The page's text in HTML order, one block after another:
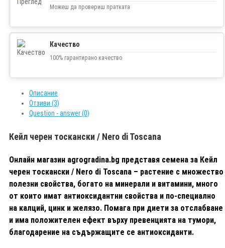
Можеш да провериш пратката
Качество
100% гарантирано качество
Описание
Отзиви (3)
Question - answer (0)
Кейл черен тоскански / Nero di Toscana
Онлайн магазин agrogradina.bg представя семена за Кейл
черен тоскански / Nero di Toscana – растение с множество
полезни свойства, богато на минерали и витамини, много
от които имат антиоксидантни свойства и по-специално
на калций, цинк и желязо. Помага при диети за отслабване
и има положителен ефект върху превенцията на тумори,
благодарение на съдържащите се антиоксиданти.